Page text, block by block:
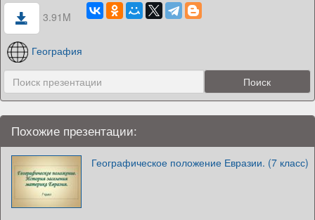
3.91M
География
Похожие презентации:
Географическое положение Евразии. (7 класс)